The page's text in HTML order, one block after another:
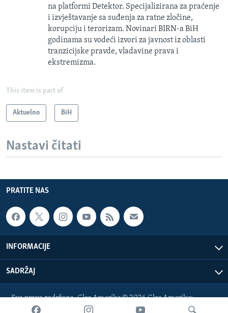
na platformi Detektor. Specijalizirana za praćenje
i izvještavanje sa suđenja za ratne zločine,
korupciju i terorizam. Novinari BIRN-a BiH
godinama su vodeći izvori za javnost iz oblasti
tranzicijske pravde, vladavine prava i
ekstremizma.
This item is part of
Aktuelno BiH
Nastavi čitati
PRATITE NAS
INFORMACIJE
SADRŽAJ
Sva prava zadržana. Glas Amerike © 2026 Glas Amerike:
bosnian-service@voanews.com